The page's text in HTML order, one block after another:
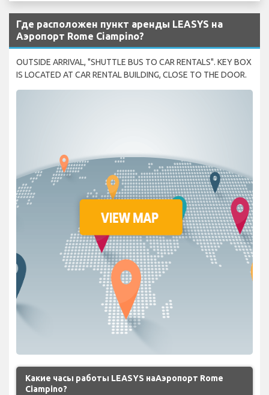
Где расположен пункт аренды LEASYS на
Аэропорт Rome Ciampino?
OUTSIDE ARRIVAL, "SHUTTLE BUS TO CAR RENTALS". KEY BOX
IS LOCATED AT CAR RENTAL BUILDING, CLOSE TO THE DOOR.
Какие часы работы LEASYS наАэропорт Rome
Ciampino?